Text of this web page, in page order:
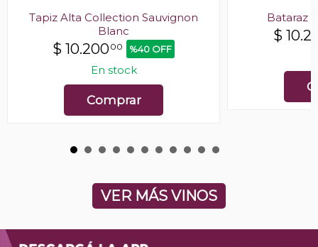
Tapiz Alta Collection Sauvignon
Blanc
$ 10.20000 %40 OFF
En stock
Comprar
Bataraz
$
VER MÁS VINOS